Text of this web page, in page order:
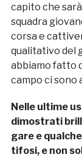
capito che
squadra
corsa e
qualitativo del
abbiamo fatto
campo ci sono
Nelle ultime
dimostrati
gare e
tifosi, e non